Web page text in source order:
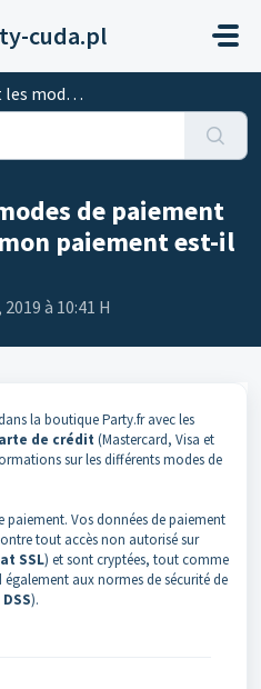
cuda.pl
et mon paiem...
de paiement
paiement est-il
à 10:41 H
la boutique Party.fr avec les
de crédit (Mastercard, Visa et
sur les différents modes de
Vos données de paiement
tout accès non autorisé sur
SSL) et sont cryptées, tout comme
aux normes de sécurité de
DSS).